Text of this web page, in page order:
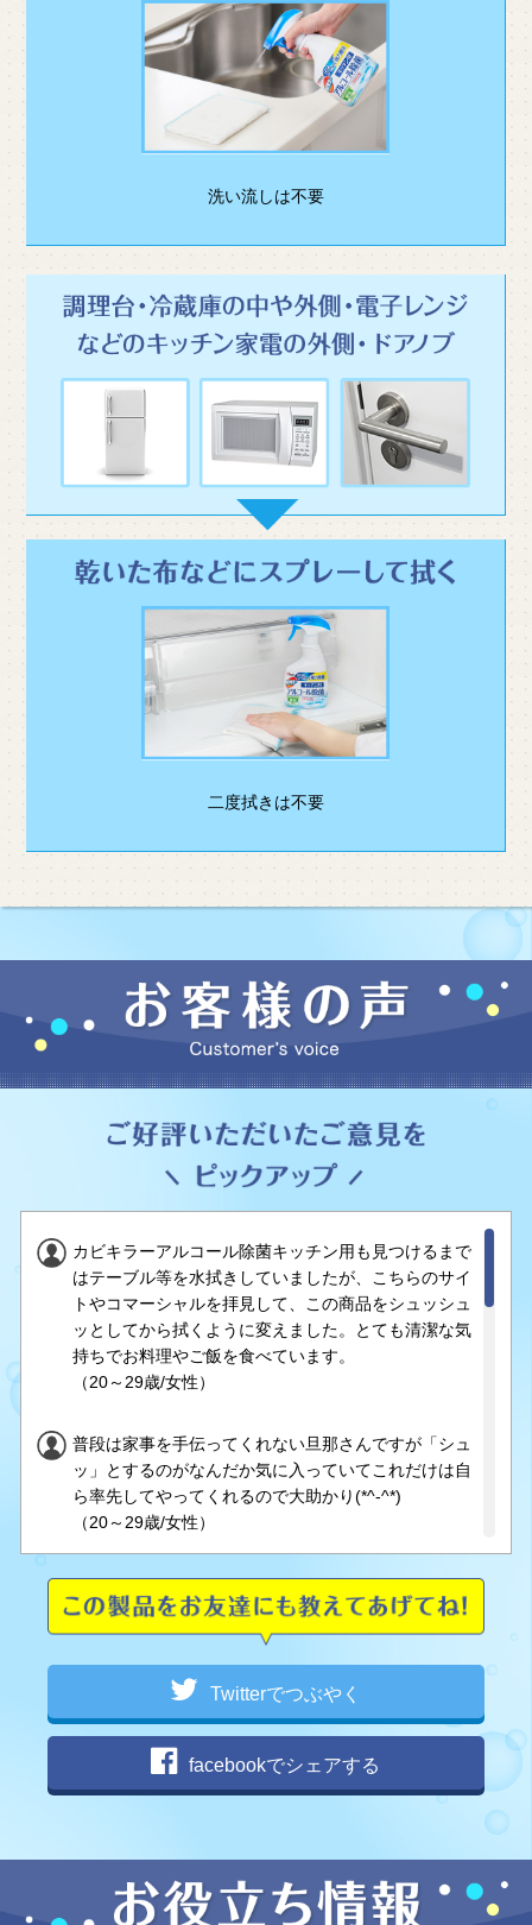
洗い流しは不要
二度拭きは不要
カビキラーアルコール除菌キッチン用も見つけるまで
はテーブル等を水拭きしていましたが、こちらのサイ
トやコマーシャルを拝見して、この商品をシュッシュ
ッとしてから拭くように変えました。とても清潔な気
持ちでお料理やご飯を食べています。
（20～29歳/女性）
普段は家事を手伝ってくれない旦那さんですが「シュ
ッ」とするのがなんだか気に入っていてこれだけは自
ら率先してやってくれるので大助かり(*^-^*)
（20～29歳/女性）
いつも愛用してます。
除菌系は毎日しないとおちつかないし、手放せません
（20～29歳/女性）
うちも始めてます。アルコール除菌!!
（30～39歳/女性）
簡単に除菌できてうれしいです。
（30～39歳/女性）
Twitterでつぶやく
facebookでシェアする